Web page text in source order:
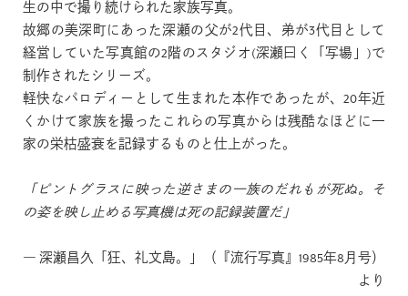
生の中で撮り続けられた家族写真。
故郷の美深町にあった深瀬の父が2代目、弟が3代目として
経営していた写真館の2階のスタジオ(深瀬曰く「写場」)で
制作されたシリーズ。
軽快なパロディーとして生まれた本作であったが、20年近
くかけて家族を撮ったこれらの写真からは残酷なほどに一
家の栄枯盛衰を記録するものと仕上がった。
「ピントグラスに映った逆さまの一族のだれもが死ぬ。そ
の姿を映し止める写真機は死の記録装置だ」
― 深瀬昌久「狂、礼文島。」（『流行写真』1985年8月号）
より